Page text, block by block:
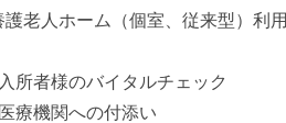
護老人ホーム（個室、従来型）利
入所者様のバイタルチェック
医療機関への付添い